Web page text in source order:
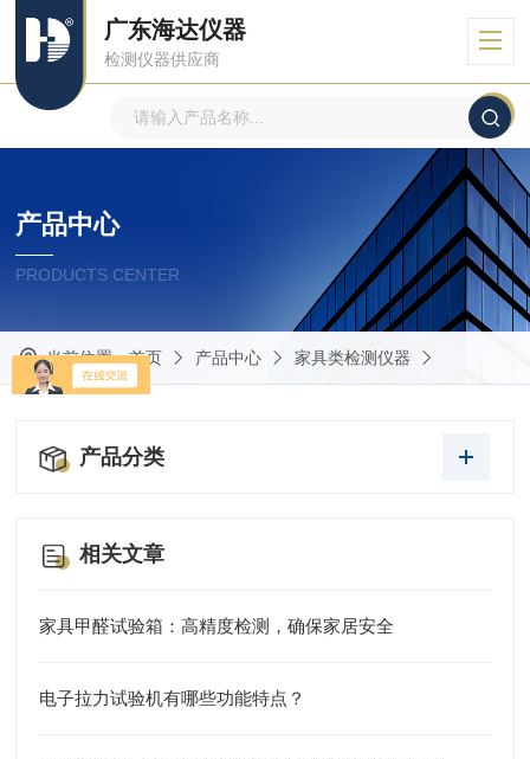
广东海达仪器
检测仪器供应商
产品中心
PRODUCTS CENTER
当前位置：首页 产品中心 家具类检测仪器
产品分类
相关文章
家具甲醛试验箱：高精度检测，确保家居安全
电子拉力试验机有哪些功能特点？